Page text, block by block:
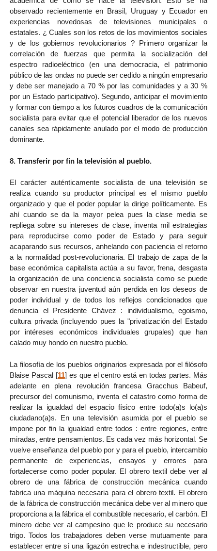
observado recientemente en Brasil, Uruguay y Ecuador en
experiencias novedosas de televisiones municipales o
estatales. ¿ Cuales son los retos de los movimientos sociales
y de los gobiernos revolucionarios ? Primero organizar la
correlación de fuerzas que permita la socialización del
espectro radioeléctrico (en una democracia, el patrimonio
público de las ondas no puede ser cedido a ningún empresario
y debe ser manejado a 70 % por las comunidades y a 30 %
por un Estado participativo). Segundo, anticipar el movimiento
y formar con tiempo a los futuros cuadros de la comunicación
socialista para evitar que el potencial liberador de los nuevos
canales sea rápidamente anulado por el modo de producción
dominante.
8. Transferir por fin la televisión al pueblo.
El carácter auténticamente socialista de una televisión se
realiza cuando su productor principal es el mismo pueblo
organizado y que el poder popular la dirige políticamente. Es
ahí cuando se da la mayor pelea pues la clase media se
repliega sobre su intereses de clase, inventa mil estrategias
para reproducirse como poder de Estado y para seguir
acaparando sus recursos, anhelando con paciencia el retorno
a la normalidad post-revolucionaria. El trabajo de zapa de la
base económica capitalista actúa a su favor, frena, desgasta
la organización de una conciencia socialista como se puede
observar en nuestra juventud aún perdida en los deseos de
poder individual y de todos los reflejos condicionados que
denuncia el Presidente Chávez : individualismo, egoismo,
cultura privada (incluyendo pues la "privatización del Estado
por intéreses económicos individuales grupales) que han
calado muy hondo en nuestro pueblo.
La filosofía de los pueblos originarios expresada por el filósofo
Blaise Pascal[11] es que el centro está en todas partes. Más
adelante en plena revolución francesa Gracchus Babeuf,
precursor del comunismo, inventa el catastro como forma de
realizar la igualdad del espacio físico entre todo(a)s lo(a)s
ciudadano(a)s. En una televisión asumida por el pueblo se
impone por fin la igualdad entre todos : entre regiones, entre
miradas, entre pensamientos. Es cada vez más horizontal. Se
vuelve enseñanza del pueblo por y para el pueblo, intercambio
permanente de experiencias, ensayos y errores para
fortalecerse como poder popular. El obrero textil debe ver al
obrero de una fábrica de construcción mecánica cuando
fabrica una máquina necesaria para el obrero textil. El obrero
de la fábrica de construcción mecánica debe ver al minero que
proporciona a la fábrica el combustible necesario, el carbón. El
minero debe ver al campesino que le produce su necesario
trigo. Todos los trabajadores deben verse mutuamente para
establecer entre sí una ligazón estrecha e indestructible, pero